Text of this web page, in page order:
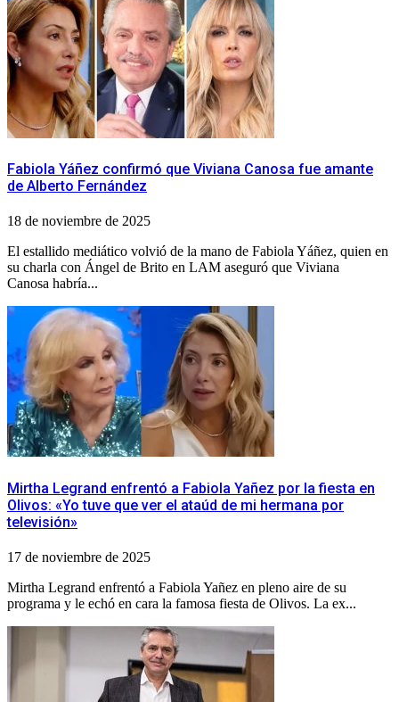
Fabiola Yáñez confirmó que Viviana Canosa fue amante
de Alberto Fernández
18 de noviembre de 2025
El estallido mediático volvió de la mano de Fabiola Yáñez, quien en
su charla con Ángel de Brito en LAM aseguró que Viviana
Canosa habría...
Mirtha Legrand enfrentó a Fabiola Yañez por la fiesta en
Olivos: «Yo tuve que ver el ataúd de mi hermana por
televisión»
17 de noviembre de 2025
Mirtha Legrand enfrentó a Fabiola Yañez en pleno aire de su
programa y le echó en cara la famosa fiesta de Olivos. La ex...